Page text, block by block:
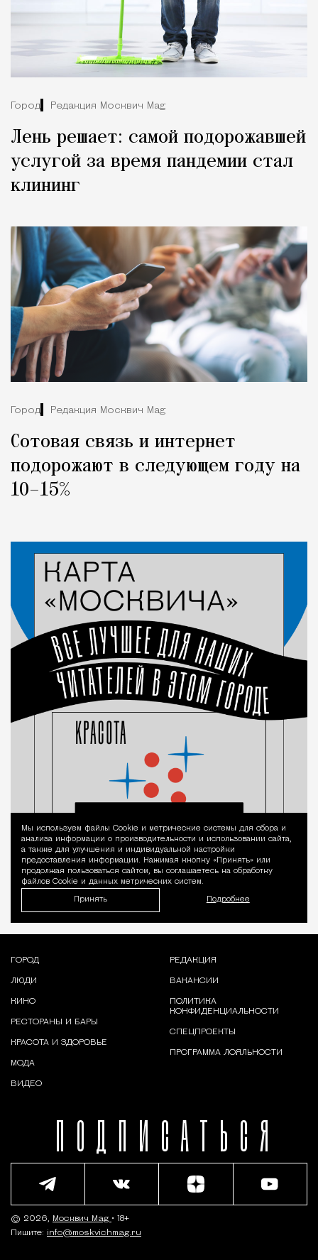
Город Редакция Москвич Mag
Лень решает: самой подорожавшей
услугой за время пандемии стал
клининг
Город Редакция Москвич Mag
Сотовая связь и интернет
подорожают в следующем году на
10–15%
Уведомление
Мы используем файлы Сookie и метрические системы для сбора и
анализа информации о производительности и использовании сайта,
а также для улучшения и индивидуальной настройки
предоставления информации. Нажимая кнопку «Принять» или
продолжая пользоваться сайтом, вы соглашаетесь на обработку
файлов Cookie и данных метрических систем.
Принять Подробнее
ПОДПИСАТЬСЯ
ГОРОД
ЛЮДИ
КИНО
РЕСТОРАНЫ И БАРЫ
КРАСОТА И ЗДОРОВЬЕ
МОДА
ВИДЕО
РЕДАКЦИЯ
ВАКАНСИИ
ПОЛИТИКА
КОНФИДЕНЦИАЛЬНОСТИ
СПЕЦПРОЕКТЫ
ПРОГРАММА ЛОЯЛЬНОСТИ
© 2026, Москвич Mag • 18+
Пишите: info@moskvichmag.ru